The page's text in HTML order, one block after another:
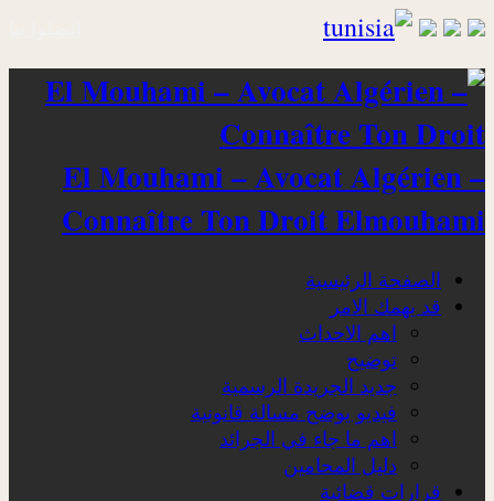
El Mouhami – Avocat Algérien –
Connaître Ton Droit Elmouhami
الصفحة الرئيسية
قد يهمك الامر
اهم الاحداث
توضيح
جديد الجريدة الرسمية
فيديو يوضح مسالة قانونية
اهم ما جاء في الجرائد
دليل المحامين
قرارات قضائية